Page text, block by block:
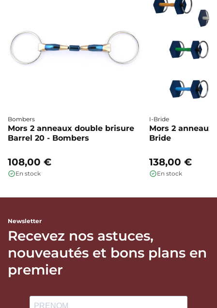
Bombers
Mors 2 anneaux double brisure
Barrel 20 - Bombers
108,00 €
En stock
I-Bride
Mors 2
Bride
138,00 €
En stock
Newsletter
Recevez nos astuces,
nouveautés et bons plans en
premier